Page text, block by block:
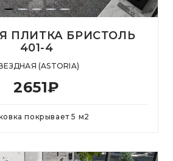
ПЛИТКА БРИСТОЛЬ
401-4
(ASTORIA)
2651₽
покрывает5 м2